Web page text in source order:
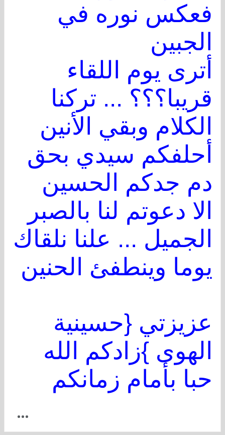
فعكس نوره في
الجبين
أترى يوم اللقاء
قريبا؟؟؟ ... تركنا
الكلام وبقي الأنين
أحلفكم سيدي بحق
دم جدكم الحسين
الا دعوتم لنا بالصبر
الجميل ... علنا نلقاك
يوما وينطفئ الحنين
عزيزتي {حسينية
الهوى }زادكم الله
حبا بأمام زمانكم